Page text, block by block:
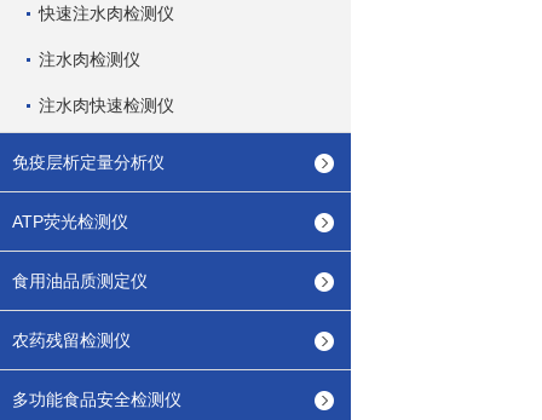
快速注水肉检测仪
注水肉检测仪
注水肉快速检测仪
免疫层析定量分析仪
ATP荧光检测仪
食用油品质测定仪
农药残留检测仪
多功能食品安全检测仪